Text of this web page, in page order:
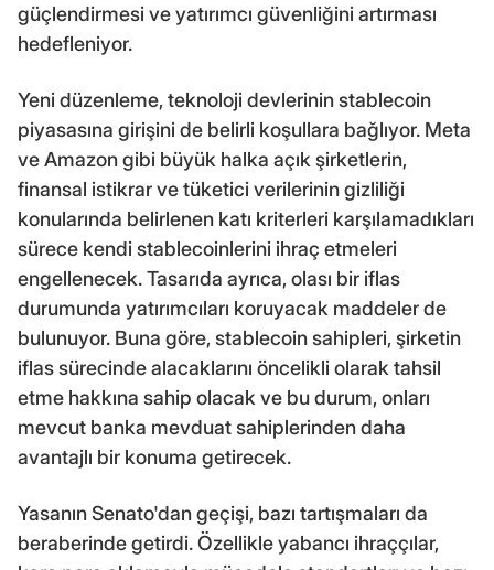
güçlendirmesi ve yatırımcı güvenliğini artırması
hedefleniyor.
Yeni düzenleme, teknoloji devlerinin stablecoin
piyasasına girişini de belirli koşullara bağlıyor. Meta
ve Amazon gibi büyük halka açık şirketlerin,
finansal istikrar ve tüketici verilerinin gizliliği
konularında belirlenen katı kriterleri karşılamadıkları
sürece kendi stablecoinlerini ihraç etmeleri
engellenecek. Tasarıda ayrıca, olası bir iflas
durumunda yatırımcıları koruyacak maddeler de
bulunuyor. Buna göre, stablecoin sahipleri, şirketin
iflas sürecinde alacaklarını öncelikli olarak tahsil
etme hakkına sahip olacak ve bu durum, onları
mevcut banka mevduat sahiplerinden daha
avantajlı bir konuma getirecek.
Yasanın Senato'dan geçişi, bazı tartışmaları da
beraberinde getirdi. Özellikle yabancı ihraççılar,